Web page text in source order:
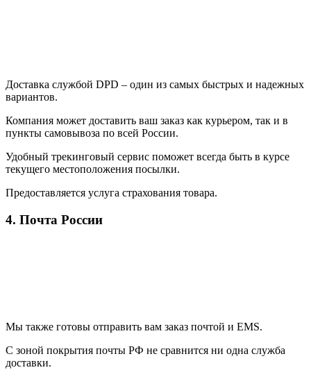
Доставка службой DPD – один из самых быстрых и надежных
вариантов.
Компания может доставить ваш заказ как курьером, так и в
пункты самовывоза по всей России.
Удобный трекинговый сервис поможет всегда быть в курсе
текущего местоположения посылки.
Предоставляется услуга страхования товара.
4. Почта России
Мы также готовы отправить вам заказ почтой и EMS.
С зоной покрытия почты РФ не сравнится ни одна служба
доставки.